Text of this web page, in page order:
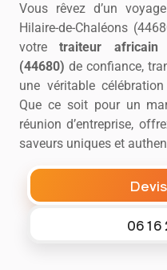
Vous rêvez d’un
Hilaire-de-Chaléons
votretraiteur africain
(44680) de confiance,
une véritable
Que ce soit pour un
réunion d’entreprise,
saveurs uniques et
06 16